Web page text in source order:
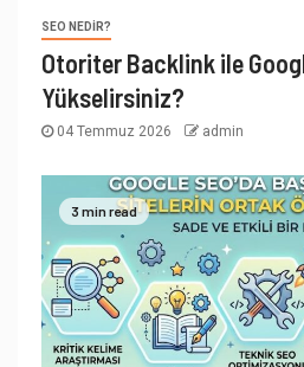
SEO NEDIR?
Otoriter Backlink ile
Yükselirsiniz?
04 Temmuz 2026 admin
3 min read